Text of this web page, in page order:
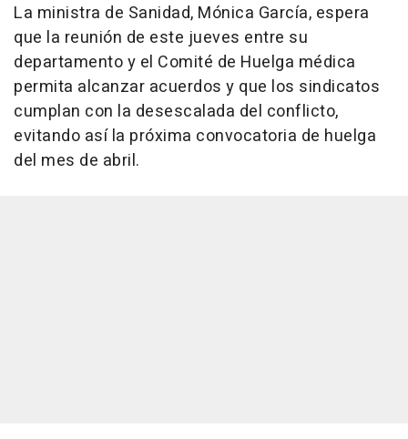
La ministra de Sanidad, Mónica García, espera
que la reunión de este jueves entre su
departamento y el Comité de Huelga médica
permita alcanzar acuerdos y que los sindicatos
cumplan con la desescalada del conflicto,
evitando así la próxima convocatoria de huelga
del mes de abril.